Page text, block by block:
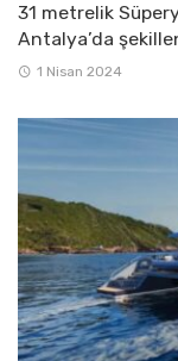
31 metrelik
Antalya’da
1 Nisan 2024